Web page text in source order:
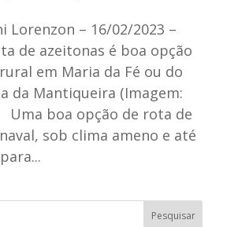
Lorenzon – 16/02/2023 –
de azeitonas é boa opção
em Maria da Fé ou do
da Mantiqueira (Imagem:
Uma boa opção de rota de
sob clima ameno e até